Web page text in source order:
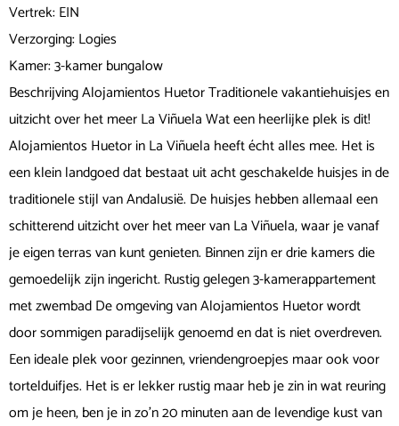
Vertrek: EIN
Verzorging: Logies
Kamer: 3-kamer bungalow
Beschrijving Alojamientos Huetor Traditionele vakantiehuisjes en
uitzicht over het meer La Viñuela Wat een heerlijke plek is dit!
Alojamientos Huetor in La Viñuela heeft écht alles mee. Het is
een klein landgoed dat bestaat uit acht geschakelde huisjes in de
traditionele stijl van Andalusië. De huisjes hebben allemaal een
schitterend uitzicht over het meer van La Viñuela, waar je vanaf
je eigen terras van kunt genieten. Binnen zijn er drie kamers die
gemoedelijk zijn ingericht. Rustig gelegen 3-kamerappartement
met zwembad De omgeving van Alojamientos Huetor wordt
door sommigen paradijselijk genoemd en dat is niet overdreven.
Een ideale plek voor gezinnen, vriendengroepjes maar ook voor
tortelduifjes. Het is er lekker rustig maar heb je zin in wat reuring
om je heen, ben je in zo’n 20 minuten aan de levendige kust van